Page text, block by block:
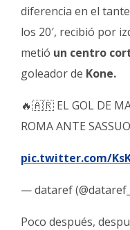
diferencia en el
los 20′, recibió por
metió un centro
goleador de Kone.
🔥🇦🇷 EL GOL DE
ROMA ANTE
pic.twitter.com/
— dataref
Poco después,